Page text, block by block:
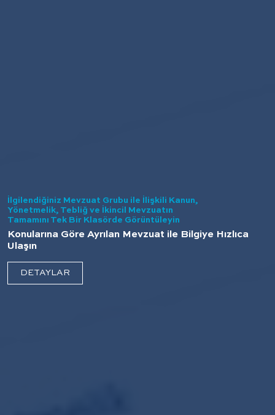
İlgilendiğiniz Mevzuat Grubu ile İlişkili Kanun,
Yönetmelik, Tebliğ ve İkincil Mevzuatın
Tamamını Tek Bir Klasörde Görüntüleyin
Konularına Göre Ayrılan Mevzuat ile Bilgiye Hızlıca
Ulaşın
DETAYLAR